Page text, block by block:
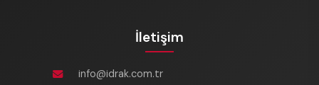
İletişim
info@idrak.com.tr